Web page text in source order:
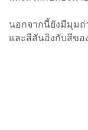
นอกจากนี้ยังมีมุมถ่
และสีสันอิงกับสีขอ